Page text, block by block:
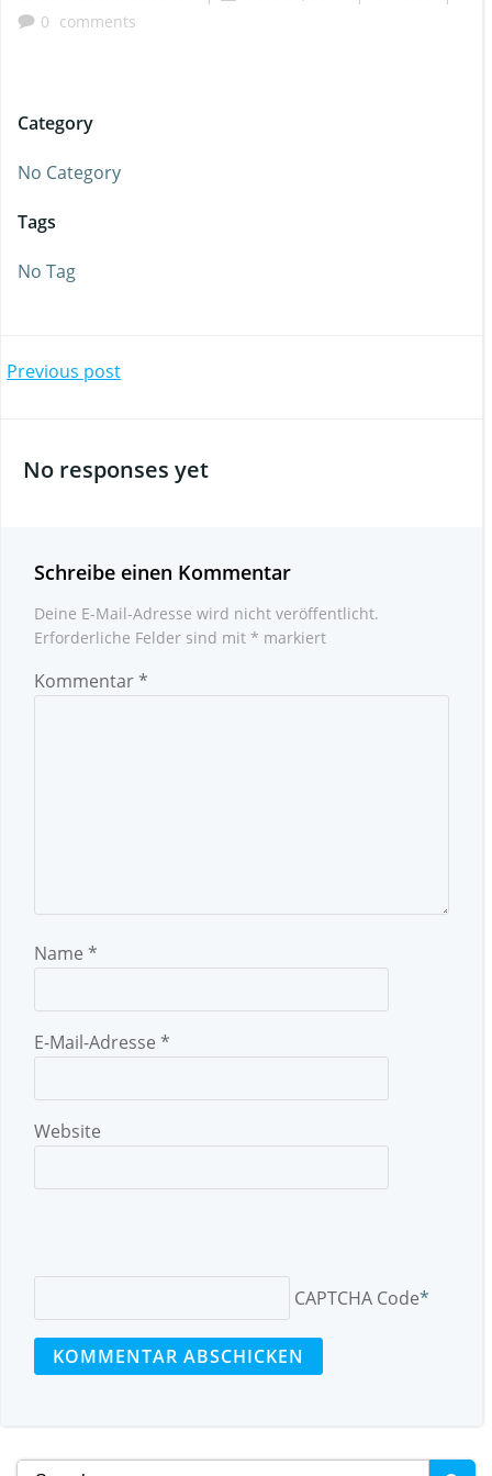
0 comments
Category
No Category
Tags
No Tag
Beitragsnavigation
Previous post
No responses yet
Schreibe einen Kommentar
Deine E-Mail-Adresse wird nicht veröffentlicht.
Erforderliche Felder sind mit * markiert
Kommentar*
Name *
E-Mail-Adresse *
Website
CAPTCHA Code*
Search